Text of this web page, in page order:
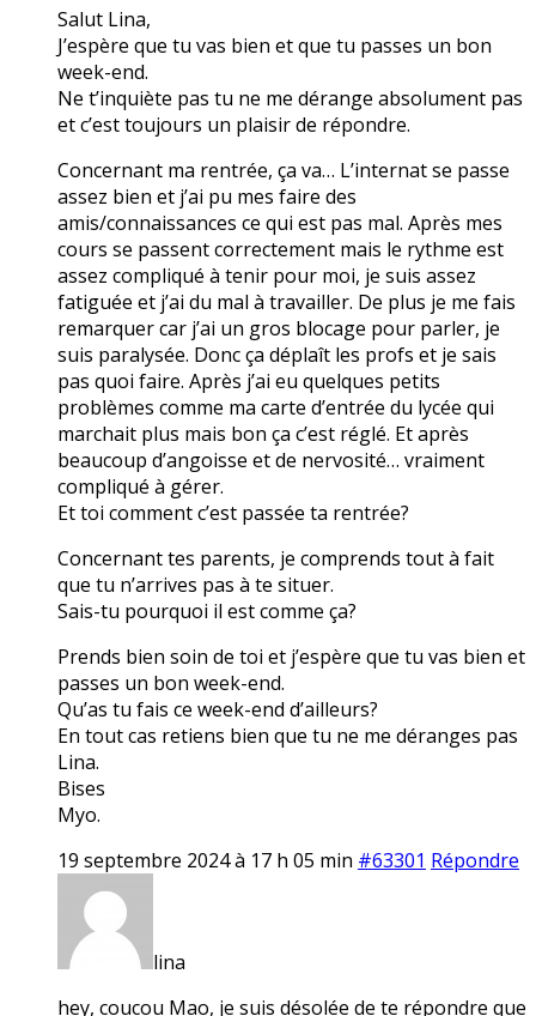
Salut Lina,
J’espère que tu vas bien et que tu passes un bon
week-end.
Ne t’inquiète pas tu ne me dérange absolument pas
et c’est toujours un plaisir de répondre.
Concernant ma rentrée, ça va… L’internat se passe
assez bien et j’ai pu mes faire des
amis/connaissances ce qui est pas mal. Après mes
cours se passent correctement mais le rythme est
assez compliqué à tenir pour moi, je suis assez
fatiguée et j’ai du mal à travailler. De plus je me fais
remarquer car j’ai un gros blocage pour parler, je
suis paralysée. Donc ça déplaît les profs et je sais
pas quoi faire. Après j’ai eu quelques petits
problèmes comme ma carte d’entrée du lycée qui
marchait plus mais bon ça c’est réglé. Et après
beaucoup d’angoisse et de nervosité… vraiment
compliqué à gérer.
Et toi comment c’est passée ta rentrée?
Concernant tes parents, je comprends tout à fait
que tu n’arrives pas à te situer.
Sais-tu pourquoi il est comme ça?
Prends bien soin de toi et j’espère que tu vas bien et
passes un bon week-end.
Qu’as tu fais ce week-end d’ailleurs?
En tout cas retiens bien que tu ne me déranges pas
Lina.
Bises
Myo.
19 septembre 2024 à 17 h 05 min #63301 Répondre
lina
hey, coucou Mao, je suis désolée de te répondre que